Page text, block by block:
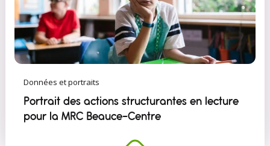
Données et portraits
Portrait des actions structurantes en lecture
pour la MRC Beauce-Centre